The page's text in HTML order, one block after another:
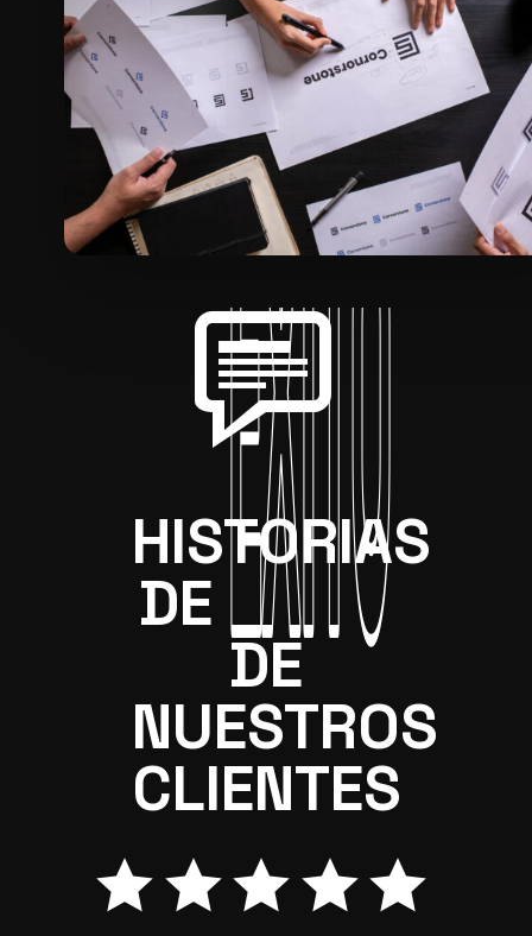
HISTORIAS
DE ÉXITO
ÉXITO
DE
NUESTROS
CLIENTES